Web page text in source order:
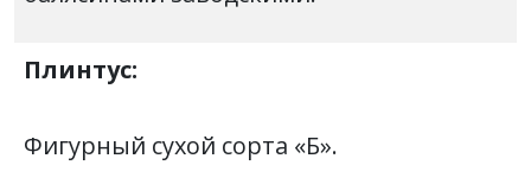
Плинтус:
Фигурный сухой сорта «Б».